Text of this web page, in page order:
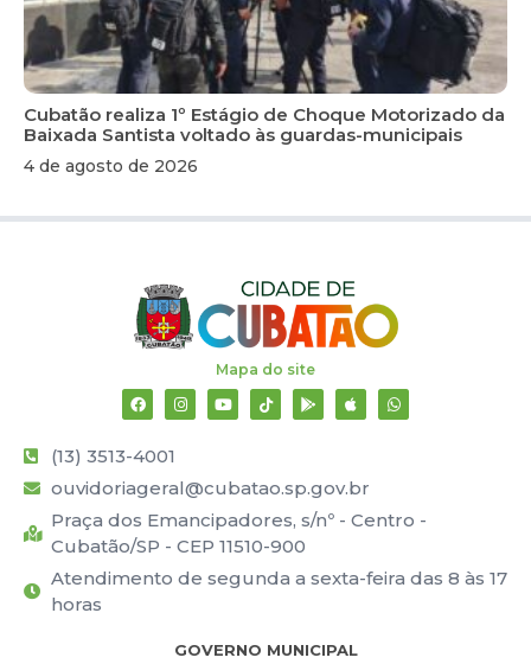
Cubatão realiza 1º Estágio de Choque Motorizado da
Baixada Santista voltado às guardas-municipais
4 de agosto de 2026
Mapa do site
(13) 3513-4001
ouvidoriageral@cubatao.sp.gov.br
Praça dos Emancipadores, s/nº - Centro -
Cubatão/SP - CEP 11510-900
Atendimento de segunda a sexta-feira das 8 às 17
horas
GOVERNO MUNICIPAL